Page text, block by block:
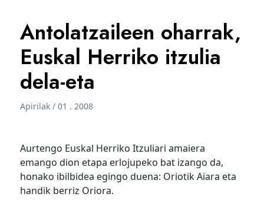
Antolatzaileen oharrak,
Euskal Herriko itzulia
dela-eta
Apirilak / 01 . 2008
Aurtengo Euskal Herriko Itzuliari amaiera
emango dion etapa erlojupeko bat izango da,
honako ibilbidea egingo duena: Oriotik Aiara eta
handik berriz Oriora.